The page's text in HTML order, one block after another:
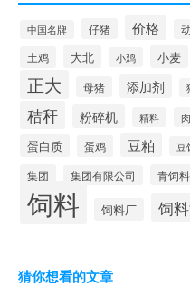
中国名牌 仔猪 价格
土鸡 大北 小鸡 小麦
正大 母猪 添加剂
秸秆 粉碎机 精料
蛋白质 蛋鸡 豆粕 豆
集团 集团有限公司 青饲料
饲料 饲料厂 饲
猜你想看的文章